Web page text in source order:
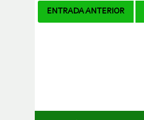
Navegador
ENTRADA ANTERIOR